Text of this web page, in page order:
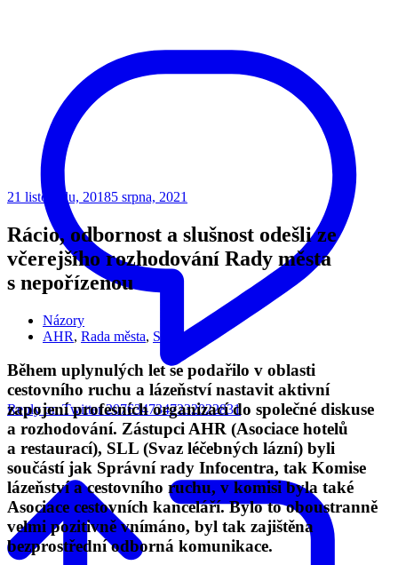
Reply on Twitter 2076347347232022831
21 listopadu, 20185 srpna, 2021
Rácio, odbornost a slušnost odešli ze
včerejšího rozhodování Rady města
s nepořízenou
Názory
AHR, Rada města, SLL
Během uplynulých let se podařilo v oblasti
cestovního ruchu a lázeňství nastavit aktivní
zapojení profesních organizací do společné diskuse
a rozhodování. Zástupci AHR (Asociace hotelů
a restaurací), SLL (Svaz léčebných lázní) byli
součástí jak Správní rady Infocentra, tak Komise
lázeňství a cestovního ruchu, v komisi byla také
Asociace cestovních kanceláří. Bylo to oboustranně
velmi pozitivně vnímáno, byl tak zajištěna
bezprostřední odborná komunikace.